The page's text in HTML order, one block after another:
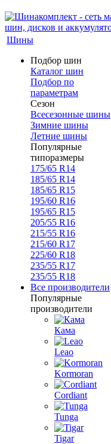
Шины
Подбор шин
Каталог шин
Подбор по
параметрам
Сезон
Всесезонные шины
Зимние шины
Летние шины
Популярные
типоразмеры
175/65 R14
185/65 R14
185/65 R15
195/60 R16
195/65 R15
205/55 R16
215/55 R16
215/60 R17
225/60 R18
235/55 R17
235/55 R18
Все производители
Популярные
производители
Кама
Leao
Kormoran
Cordiant
Tunga
Tigar